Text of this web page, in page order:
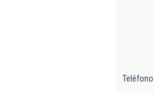
Teléfono